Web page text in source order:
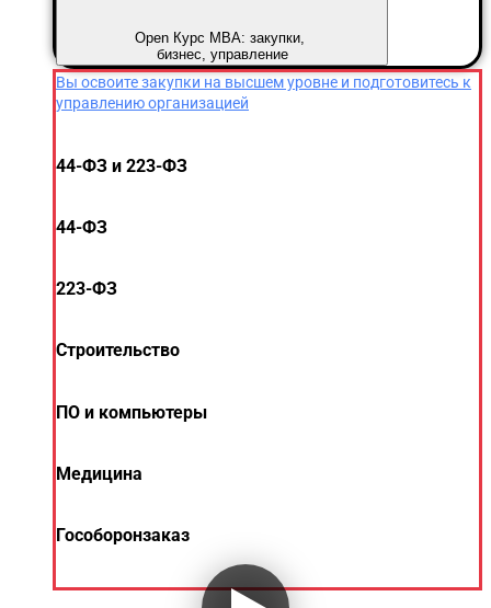
Open Курс MBA: закупки,
бизнес, управление
Вы освоите закупки на высшем уровне и подготовитесь к
управлению организацией
44-ФЗ и 223-ФЗ
44-ФЗ
223-ФЗ
Строительство
ПО и компьютеры
Медицина
Гособоронзаказ